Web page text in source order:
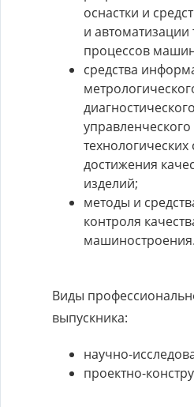
оснастки и
и автоматизации
процессов
средства
технологических
достижения
изделий;
методы и
контроля
машиностроения.
Виды
выпускника:
научно-
проектно-